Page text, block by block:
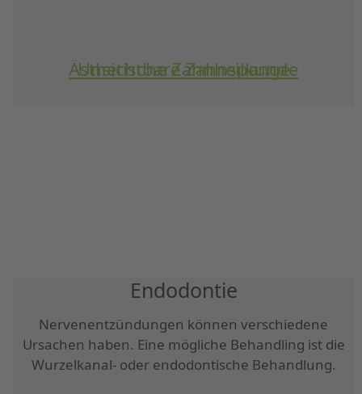
Unsichtbare Zahnspange
Ästhetische Zahnheilkunde
Endodontie
Nervenentzündungen können verschiedene
Ursachen haben. Eine mögliche Behandling ist die
Wurzelkanal- oder endodontische Behandlung.